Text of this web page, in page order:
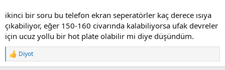
ikinci bir soru bu telefon ekran seperatörler kaç derece ısıya
çıkabiliyor, eğer 150-160 civarında kalabiliyorsa ufak devreler
için ucuz yollu bir hot plate olabilir mi diye düşündüm.
R
e
Diyot